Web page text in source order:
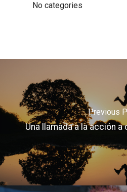
No categories
Previous
Una llamada a la acción